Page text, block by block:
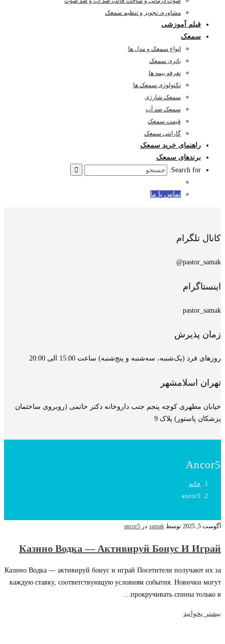
مشاوره، تجویز و تنظیم سمعک
فیلم آموزشی
سمعک
انواع سمعک و مدل ها
باتری سمعک
تعرفه بیمه ها
تکنولوژی سمعک ها
سمعک شارژی
سمعک ضد آب
قیمت سمعک
گارانتی سمعک
راهنمای خرید سمعک
برندهای سمعک
Search for:
تماس با ما
کانال تلگرام
pastor_samak@
اینستاگرام
pastor_samak
زمان پذیرش
روزهای فرد (یک‌شنبه، سه‌شنبه و پنج‌شنبه) ساعت 15:00 الی 20:00
تهران اسلامشهر
خیابان مطهری کوچه پنجم جنب داروخانه دکتر حاتمی (روبروی ساختمان
پزشکان پاستور) پلاک 9
Ancor5
خانه
ancor5
آگوست 5, 2025 توسط samak در ancor5
Казино Водка — Активируй Бонус И Играй
Казино Водка — активируй бонус и играй Посетители получают их за
каждую ставку, соответствующую условиям события. Новички могут
прокручивать спины только в…
بیشتر بخوانید